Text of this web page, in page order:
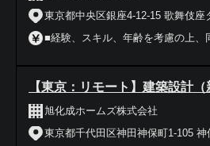
東京都中央区銀座4-12-15 歌舞伎座
■経験、スキル、年齢を考慮の上、
【東京：リモート】建築設計（
旭化成ホームズ株式会社
東京都千代田区神田神保町1-105